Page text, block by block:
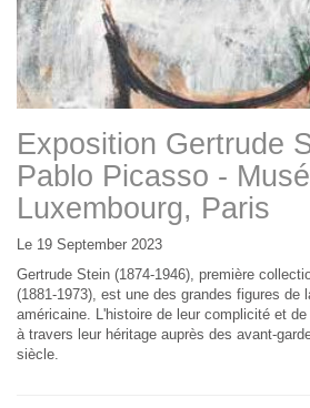
Exposition Gertrude
Pablo Picasso -
Luxembourg, Paris
Le 19 September 2023
Gertrude Stein (1874-1946), première
(1881-1973), est une des grandes figures de
américaine. L'histoire de leur complicité et
à travers leur héritage auprès des avant-
siècle.